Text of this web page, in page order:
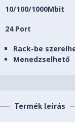
10/100/1000Mbit
24 Port
Rack-be
Menedzselhető
Termék leírás